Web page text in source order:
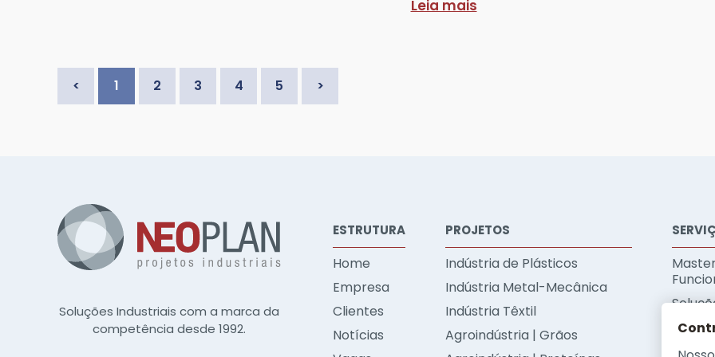
Leia mais
1 2 3 4 5
Soluções Industriais com a marca da
competência desde 1992.
ESTRUTURA
Home
Empresa
Clientes
Notícias
PROJETOS
Indústria de Plásticos
Indústria Metal-Mecânica
Indústria Têxtil
Agroindústria | Grãos